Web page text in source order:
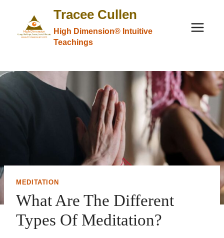
content
Tracee Cullen
High Dimension® Intuitive
Teachings
MEDITATION
What Are The Different
Types Of Meditation?